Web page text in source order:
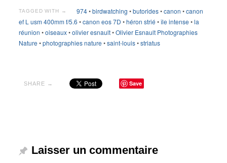
TAGGED WITH → 974•birdwatching •butorides•canon •canon
ef L usm 400mm f/5.6 •canon eos 7D •héron strié•île intense•la
réunion •oiseaux•olivier esnault•Olivier Esnault Photographies
Nature•photographies nature•saint-louis•striatus
SHARE → Save
Laisser un commentaire